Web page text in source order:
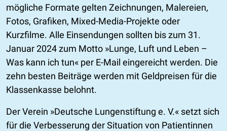
mögliche Formate gelten Zeichnungen, Malereien,
Fotos, Grafiken, Mixed-Media-Projekte oder
Kurzfilme. Alle Einsendungen sollten bis zum 31.
Januar 2024 zum Motto »Lunge, Luft und Leben –
Was kann ich tun« per E-Mail eingereicht werden. Die
zehn besten Beiträge werden mit Geldpreisen für die
Klassenkasse belohnt.
Der Verein »Deutsche Lungenstiftung e. V.« setzt sich
für die Verbesserung der Situation von Patientinnen